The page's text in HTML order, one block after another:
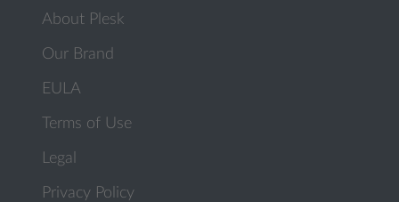
About Plesk
Our Brand
EULA
Terms of Use
Legal
Privacy Policy